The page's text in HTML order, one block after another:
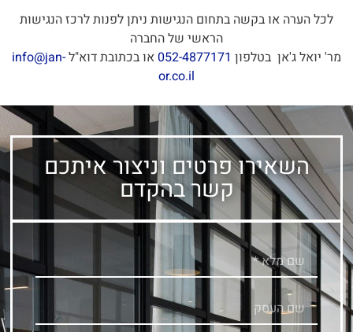
לכל הערה או בקשה בתחום הנגישות ניתן לפנות לרכז הנגישות
הראשי של החברה
מר' יואל ג'אן בטלפון 052-4877171או בכתובת דוא"לinfo@jan-
or.co.il
השאירו פרטים וניצור איתכם
קשר בהקדם